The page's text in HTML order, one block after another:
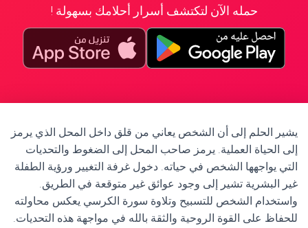
حمله الآن لتكتشف أسرار أحلامك بسهولة !
يشير الحلم إلى أن الشخص يعاني من قلق داخل المحل الذي يرمز
إلى الحياة العملية. يرمز صاحب المحل إلى الضغوط والتحديات
التي يواجهها الشخص في حياته. دخول غرفة التغيير ورؤية الطفلة
غير البشرية تشير إلى وجود عوائق غير متوقعة في الطريق.
واستخدام الشخص للتسبيح وتلاوة سورة الكرسي يعكس محاولته
للحفاظ على القوة الروحية والثقة بالله في مواجهة هذه التحديات.